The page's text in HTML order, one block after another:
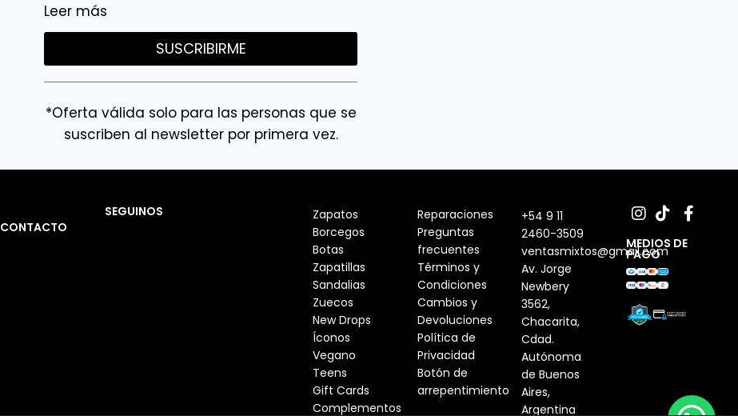
Leer más
SUSCRIBIRME
*Oferta válida solo para las personas que se
suscriben al newsletter por primera vez.
CONTACTO
SEGUINOS
Zapatos
Borcegos
Botas
Zapatillas
Sandalias
Zuecos
New Drops
Íconos
Vegano
Teens
Gift Cards
Complementos
Reparaciones
Preguntas
frecuentes
Términos y
Condiciones
Cambios y
Devoluciones
Política de
Privacidad
Botón de
arrepentimiento
+54 9 11
2460-3509
ventasmixtos@gmail.com
Av. Jorge
Newbery
3562,
Chacarita,
Cdad.
Autónoma
de Buenos
Aires,
Argentina
MEDIOS DE
PAGO